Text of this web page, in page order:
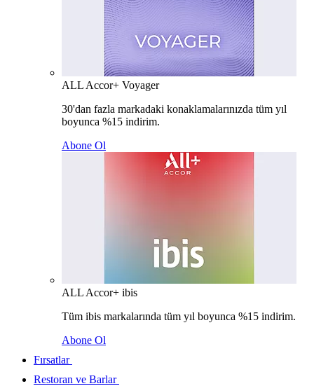
ALL Accor+ Voyager
30'dan fazla markadaki konaklamalarınızda tüm yıl
boyunca %15 indirim.
Abone Ol
ALL Accor+ ibis
Tüm ibis markalarında tüm yıl boyunca %15 indirim.
Abone Ol
Fırsatlar
Restoran ve Barlar